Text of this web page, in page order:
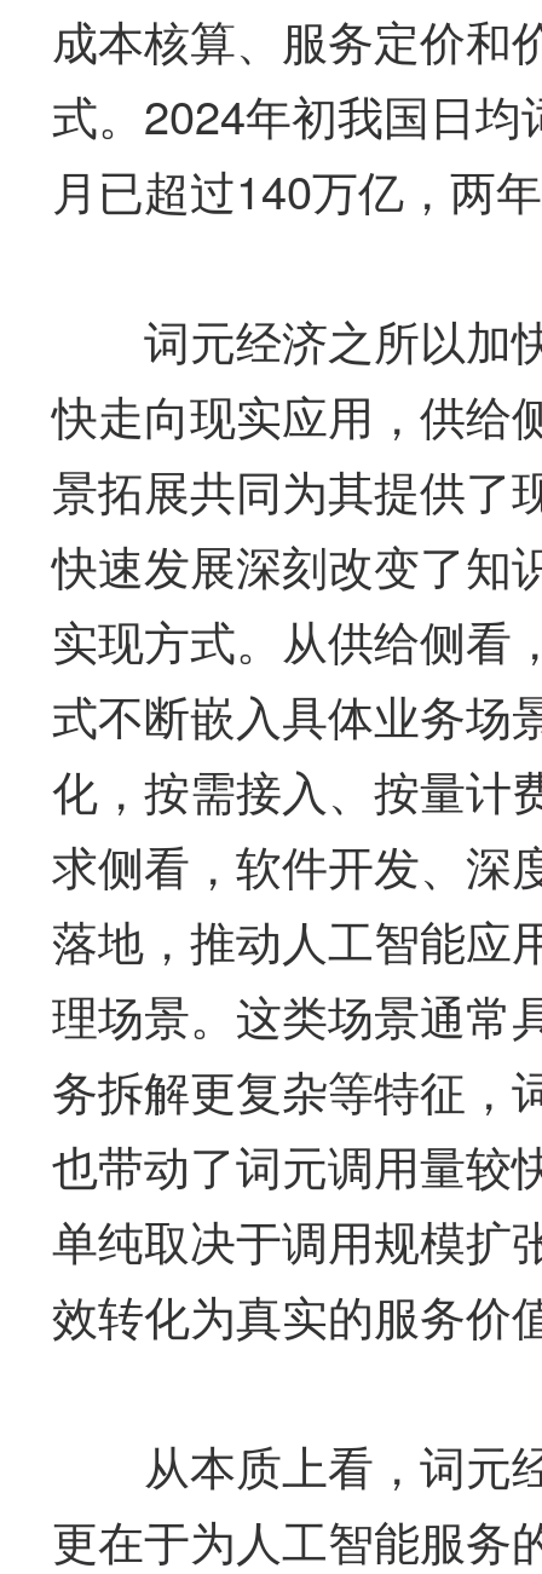
成本核算、服务定价和
式。2024年初我国日
月已超过140万亿，两
词元经济之所以加
快走向现实应用，供给
景拓展共同为其提供了
快速发展深刻改变了知
实现方式。从供给侧看
式不断嵌入具体业务场
化，按需接入、按量计
求侧看，软件开发、深
落地，推动人工智能应
理场景。这类场景通常
务拆解更复杂等特征，
也带动了词元调用量较
单纯取决于调用规模扩
效转化为真实的服务价
从本质上看，词元
更在于为人工智能服务